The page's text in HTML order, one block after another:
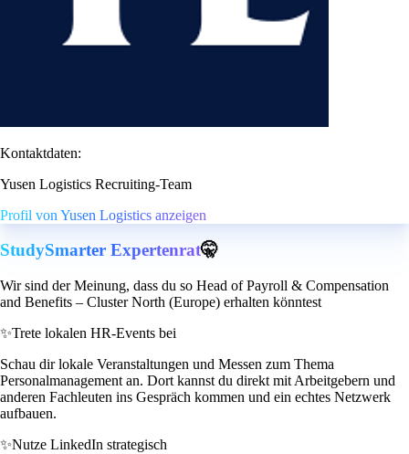
Kontaktdaten:
Yusen Logistics Recruiting-Team
Profil von Yusen Logistics anzeigen
StudySmarter Expertenrat🤫
Wir sind der Meinung, dass du so Head of Payroll & Compensation
and Benefits – Cluster North (Europe) erhalten könntest
✨Trete lokalen HR-Events bei
Schau dir lokale Veranstaltungen und Messen zum Thema
Personalmanagement an. Dort kannst du direkt mit Arbeitgebern und
anderen Fachleuten ins Gespräch kommen und ein echtes Netzwerk
aufbauen.
✨Nutze LinkedIn strategisch